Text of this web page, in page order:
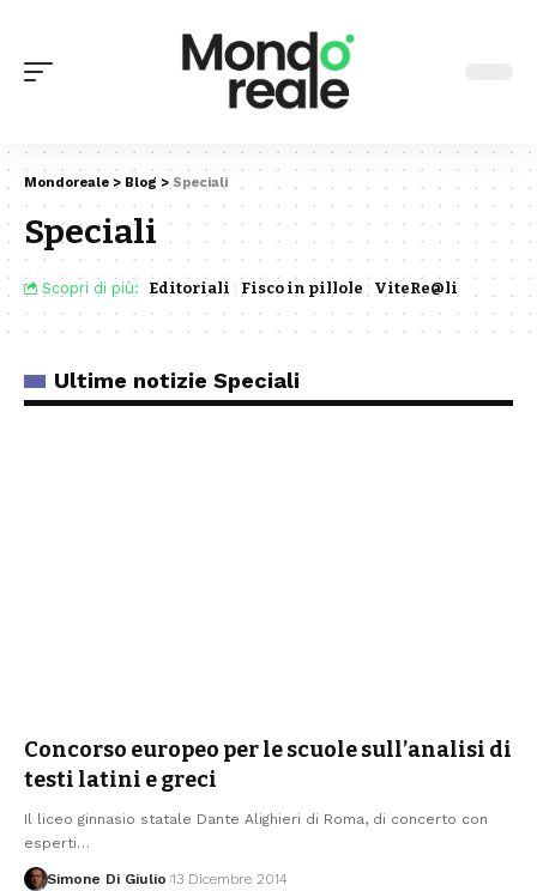
Mondoreale > Blog > Speciali
Speciali
Scopri di più: Editoriali Fisco in pillole ViteRe@li
Ultime notizie Speciali
Concorso europeo per le scuole sull’analisi di
testi latini e greci
Il liceo ginnasio statale Dante Alighieri di Roma, di concerto con
esperti…
Simone Di Giulio 13 Dicembre 2014